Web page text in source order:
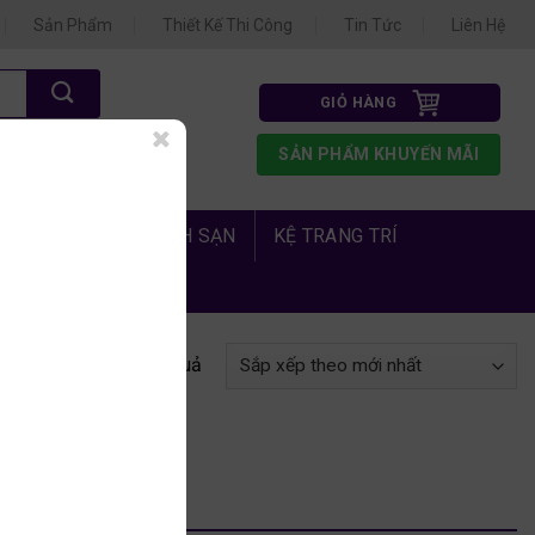
Sản Phẩm Thiết Kế Thi Công Tin Tức Liên Hệ
GIỎ HÀNG
SẢN PHẨM KHUYẾN MÃI
PHÒNG NGỦ KHÁCH SẠN KỆ TRANG TRÍ
thị 1–16 của 38 kết quả